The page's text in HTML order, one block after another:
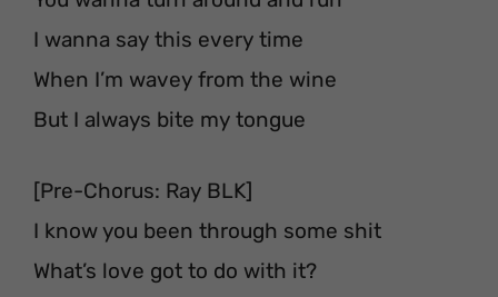
I wanna say this every time
When I’m wavey from the wine
But I always bite my tongue
[Pre-Chorus: Ray BLK]
I know you been through some shit
What’s love got to do with it?